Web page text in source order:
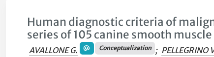
Human diagnostic criteria of
series of 105 canine smooth
AVALLONE G. Conceptualization ; PELLEGRINO